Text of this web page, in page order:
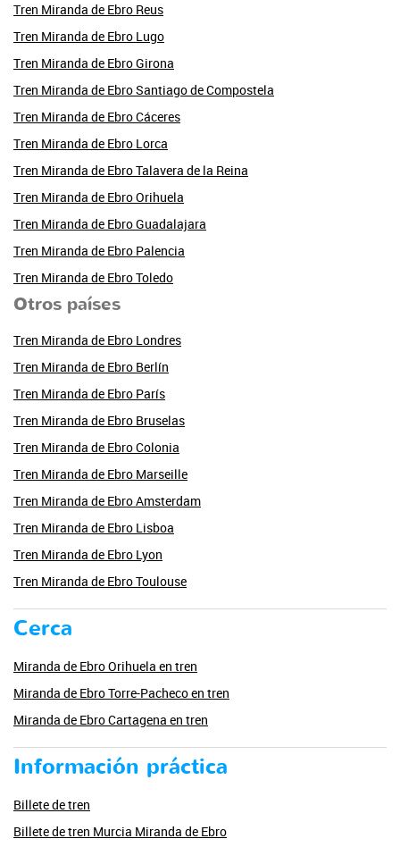
Tren Miranda de Ebro Reus
Tren Miranda de Ebro Lugo
Tren Miranda de Ebro Girona
Tren Miranda de Ebro Santiago de Compostela
Tren Miranda de Ebro Cáceres
Tren Miranda de Ebro Lorca
Tren Miranda de Ebro Talavera de la Reina
Tren Miranda de Ebro Orihuela
Tren Miranda de Ebro Guadalajara
Tren Miranda de Ebro Palencia
Tren Miranda de Ebro Toledo
Otros países
Tren Miranda de Ebro Londres
Tren Miranda de Ebro Berlín
Tren Miranda de Ebro París
Tren Miranda de Ebro Bruselas
Tren Miranda de Ebro Colonia
Tren Miranda de Ebro Marseille
Tren Miranda de Ebro Amsterdam
Tren Miranda de Ebro Lisboa
Tren Miranda de Ebro Lyon
Tren Miranda de Ebro Toulouse
Cerca
Miranda de Ebro Orihuela en tren
Miranda de Ebro Torre-Pacheco en tren
Miranda de Ebro Cartagena en tren
Información práctica
Billete de tren
Billete de tren Murcia Miranda de Ebro